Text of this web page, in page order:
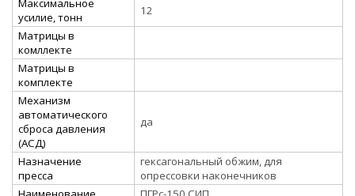
Максимальное
усилие, тонн
12
Матрицы в
комллекте
Матрицы в
комплекте
Механизм
автоматического
сброса давления
(АСД)
да
Назначение
пресса
гексагональный обжим, для
опрессовки наконечников